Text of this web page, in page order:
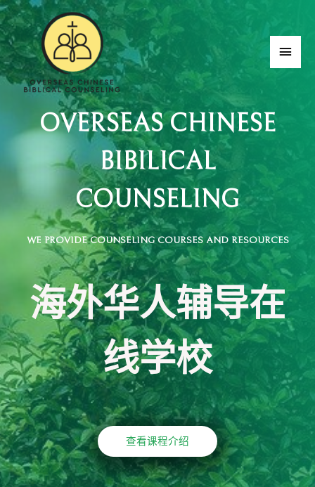
OVERSEAS CHINESE
BIBILICAL
COUNSELING
WE PROVIDE COUNSELING COURSES AND RESOURCES
海外华人辅导在
线学校
查看课程介绍